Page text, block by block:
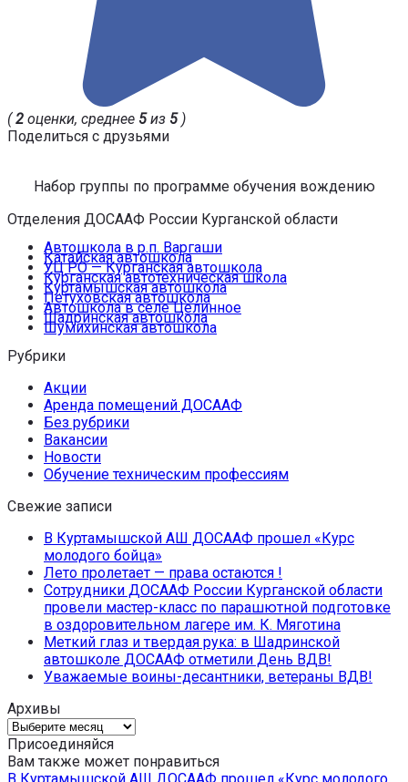
(2 оценки, среднее 5из 5)
Поделиться с друзьями
Набор группы по программе обучения вождению
Отделения ДОСААФ России Курганской области
Автошкола в р.п. Варгаши
Катайская автошкола
УЦ РО — Курганская автошкола
Курганская автотехническая школа
Куртамышская автошкола
Петуховская автошкола
Автошкола в селе Целинное
Шадринская автошкола
Шумихинская автошкола
Рубрики
Акции
Аренда помещений ДОСААФ
Без рубрики
Вакансии
Новости
Обучение техническим профессиям
Свежие записи
В Куртамышской АШ ДОСААФ прошел «Курс
молодого бойца»
Лето пролетает — права остаются !
Сотрудники ДОСААФ России Курганской области
провели мастер-класс по парашютной подготовке
в оздоровительном лагере им. К. Мяготина
Меткий глаз и твердая рука: в Шадринской
автошколе ДОСААФ отметили День ВДВ!
Уважаемые воины-десантники, ветераны ВДВ!
Архивы
Архивы
Присоединяйся
Вам также может понравиться